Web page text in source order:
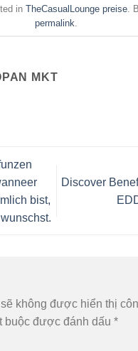
in TheCasualLounge preise .
permalink
MKT
bist,
Discover
không được hiển thị
buộc được đánh dấu *